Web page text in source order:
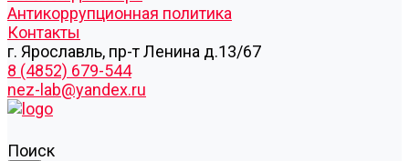
Антикоррупционная политика
Контакты
г. Ярославль, пр-т Ленина д.13/67
8 (4852) 679-544
nez-lab@yandex.ru
Поиск